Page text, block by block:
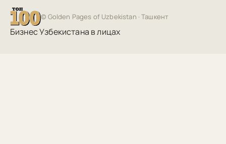
© Golden Pages of Uzbekistan · Ташкент
Бизнес Узбекистана в лицах